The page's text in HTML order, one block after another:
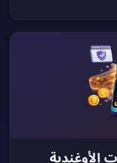
الأوغندية